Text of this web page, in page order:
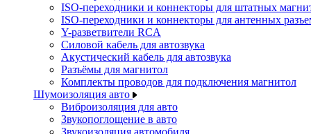
ISO-переходники и коннекторы для штатных
ISO-переходники и коннекторы для антенных
Y-разветвители RCA
Силовой кабель для автозвука
Акустический кабель для автозвука
Разъёмы для магнитол
Комплекты проводов для подключения магнитол
Шумоизоляция авто
Виброизоляция для авто
Звукопоглощение в авто
Звукоизоляция автомобиля